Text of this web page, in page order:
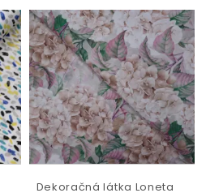
Dekoračná látka Loneta